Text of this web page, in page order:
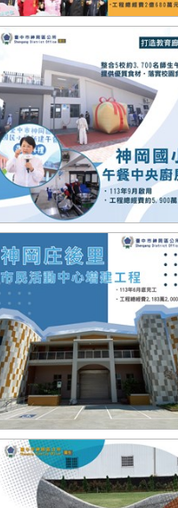
民權一街巷道打通
神岡國小中央廚房
庄後里市民活動中心增建工程